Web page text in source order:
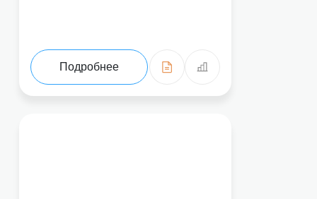
Подробнее